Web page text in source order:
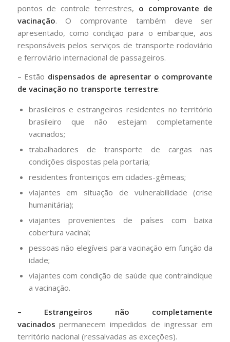
pontos de controle terrestres, o comprovante de
vacinação. O comprovante também deve ser
apresentado, como condição para o embarque, aos
responsáveis pelos serviços de transporte rodoviário
e ferroviário internacional de passageiros.
– Estão dispensados de apresentar o comprovante
de vacinação no transporte terrestre:
brasileiros e estrangeiros residentes no território
brasileiro que não estejam completamente
vacinados;
trabalhadores de transporte de cargas nas
condições dispostas pela portaria;
residentes fronteiriços em cidades-gêmeas;
viajantes em situação de vulnerabilidade (crise
humanitária);
viajantes provenientes de países com baixa
cobertura vacinal;
pessoas não elegíveis para vacinação em função da
idade;
viajantes com condição de saúde que contraindique
a vacinação.
– Estrangeiros não completamente
vacinados permanecem impedidos de ingressar em
território nacional (ressalvadas as exceções).